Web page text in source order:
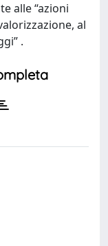
alle “azioni
al
.